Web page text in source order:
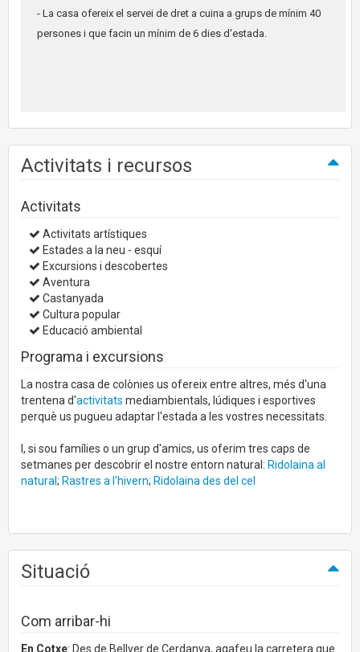
- La casa ofereix el servei de dret a cuina a grups de mínim 40
persones i que facin un mínim de 6 dies d'estada.
Activitats i recursos
Activitats
Activitats artístiques
Estades a la neu - esquí
Excursions i descobertes
Aventura
Castanyada
Cultura popular
Educació ambiental
Programa i excursions
La nostra casa de colònies us ofereix entre altres, més d'una
trentena d'activitats mediambientals, lúdiques i esportives
perquè us pugueu adaptar l'estada a les vostres necessitats.
I, si sou famílies o un grup d'amics, us oferim tres caps de
setmanes per descobrir el nostre entorn natural: Ridolaina al
natural; Rastres a l'hivern; Ridolaina des del cel
Situació
Com arribar-hi
En Cotxe: Des de Bellver de Cerdanya, agafeu la carretera que